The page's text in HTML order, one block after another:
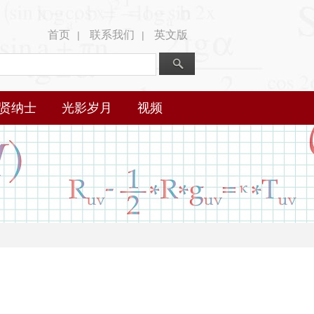
首页 | 联系我们 | 英文版
纳士 光影岁月 视频